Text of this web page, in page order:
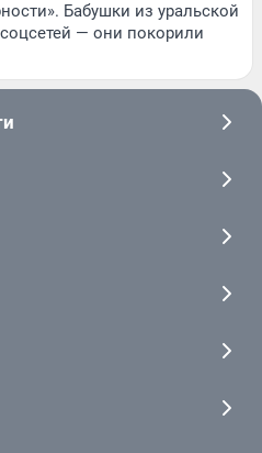
Бабушки из уральской
— они покорили